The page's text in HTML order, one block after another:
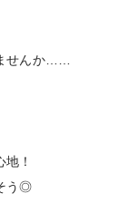
せんか……
！
う◎